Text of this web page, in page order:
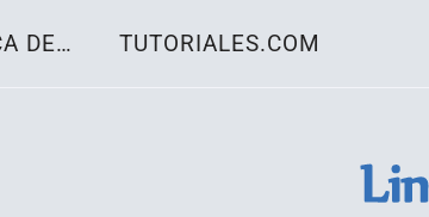
DE… TUTORIALES.COM